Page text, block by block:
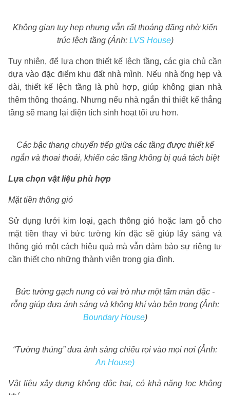
Không gian tuy hẹp nhưng vẫn rất thoáng đãng nhờ kiến
trúc lệch tầng (Ảnh: LVS House)
Tuy nhiên, để lựa chọn thiết kế lệch tầng, các gia chủ cần
dựa vào đặc điểm khu đất nhà mình. Nếu nhà ống hẹp và
dài, thiết kế lệch tầng là phù hợp, giúp không gian nhà
thêm thông thoáng. Nhưng nếu nhà ngắn thì thiết kế thẳng
tầng sẽ mang lại diện tích sinh hoạt tối ưu hơn.
Các bậc thang chuyển tiếp giữa các tầng được thiết kế
ngắn và thoai thoải, khiến các tầng không bị quá tách biệt
Lựa chọn vật liệu phù hợp
Mặt tiền thông gió
Sử dụng lưới kim loại, gạch thông gió hoặc lam gỗ cho
mặt tiền thay vì bức tường kín đặc sẽ giúp lấy sáng và
thông gió một cách hiệu quả mà vẫn đảm bảo sự riêng tư
cần thiết cho những thành viên trong gia đình.
Bức tường gạch nung có vai trò như một tấm màn đặc -
rỗng giúp đưa ánh sáng và không khí vào bên trong (Ảnh:
Boundary House)
“Tường thủng” đưa ánh sáng chiếu rọi vào mọi nơi (Ảnh:
An House)
Vật liệu xây dựng không độc hại, có khả năng lọc không